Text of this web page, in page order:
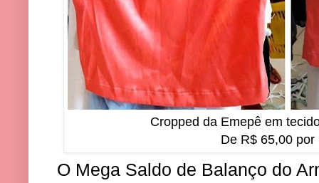
Cropped da Emepê em
De R$ 65,00 por
O Mega Saldo de Balanço do